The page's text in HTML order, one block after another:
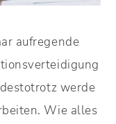
aufregende
werde
Wie alles